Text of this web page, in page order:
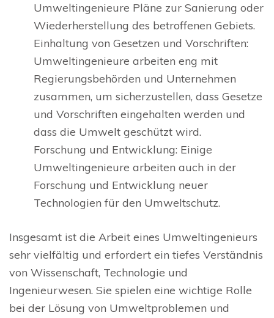
Umweltingenieure Pläne zur Sanierung oder
Wiederherstellung des betroffenen Gebiets.
Einhaltung von Gesetzen und Vorschriften:
Umweltingenieure arbeiten eng mit
Regierungsbehörden und Unternehmen
zusammen, um sicherzustellen, dass Gesetze
und Vorschriften eingehalten werden und
dass die Umwelt geschützt wird.
Forschung und Entwicklung: Einige
Umweltingenieure arbeiten auch in der
Forschung und Entwicklung neuer
Technologien für den Umweltschutz.
Insgesamt ist die Arbeit eines Umweltingenieurs
sehr vielfältig und erfordert ein tiefes Verständnis
von Wissenschaft, Technologie und
Ingenieurwesen. Sie spielen eine wichtige Rolle
bei der Lösung von Umweltproblemen und